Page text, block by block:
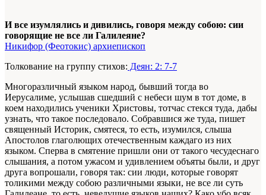
И все изумлялись и дивились, говоря между собою: сии
говорящие не все ли Галилеяне?
Никифор (Феотокис) архиепископ
Толкование на группу стихов: Деян: 2: 7-7
Многоразличный языком народ, бывший тогда во
Иерусалиме, услышав сшедший с небеси шум в тот доме, в
коем находились ученики Христовы, тотчас стекся туда, дабы
узнать, что такое последовало. Собравшися же туда, пишет
священный Историк, смятеся, то есть, изумился, слыша
Апостолов глаголющих отечественным каждаго из них
языком. Сперва в смятение пришли они от такого чесудеснаго
слышания, а потом ужасом и удивлением объяты были, и друг
друга вопрошали, говоря так: сии люди, которые говорят
толикими между собою различными языки, не все ли суть